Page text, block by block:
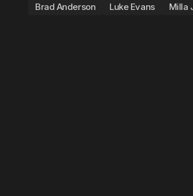
Brad Anderson Luke Evans Milla